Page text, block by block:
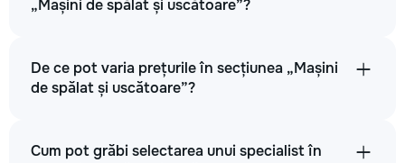
„Mașini de spălat și uscătoare”?
De ce pot varia prețurile în secțiunea „Mașini
de spălat și uscătoare”?
Cum pot grăbi selectarea unui specialist în